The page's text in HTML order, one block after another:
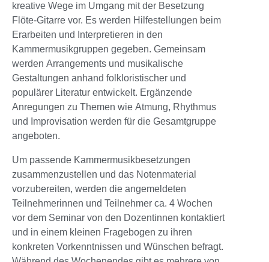
kreative Wege im Umgang mit der Besetzung
Flöte-Gitarre vor. Es werden Hilfestellungen beim
Erarbeiten und Interpretieren in den
Kammermusikgruppen gegeben. Gemeinsam
werden Arrangements und musikalische
Gestaltungen anhand folkloristischer und
populärer Literatur entwickelt. Ergänzende
Anregungen zu Themen wie Atmung, Rhythmus
und Improvisation werden für die Gesamtgruppe
angeboten.
Um passende Kammermusikbesetzungen
zusammenzustellen und das Notenmaterial
vorzubereiten, werden die angemeldeten
Teilnehmerinnen und Teilnehmer ca. 4 Wochen
vor dem Seminar von den Dozentinnen kontaktiert
und in einem kleinen Fragebogen zu ihren
konkreten Vorkenntnissen und Wünschen befragt.